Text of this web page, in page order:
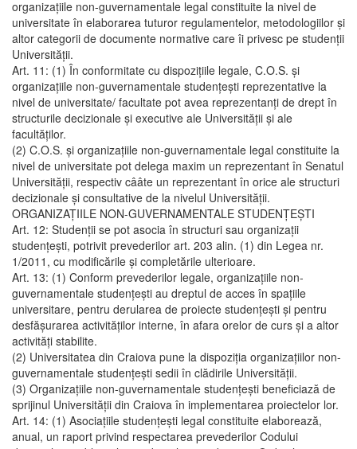
organizaţiile non-guvernamentale legal constituite la nivel de
universitate în elaborarea tuturor regulamentelor, metodologiilor şi
altor categorii de documente normative care îi privesc pe studenţii
Universităţii.
Art. 11: (1) În conformitate cu dispoziţiile legale, C.O.S. şi
organizaţiile non-guvernamentale studenţeşti reprezentative la
nivel de universitate/ facultate pot avea reprezentanţi de drept în
structurile decizionale şi executive ale Universităţii şi ale
facultăţilor.
(2) C.O.S. şi organizaţiile non-guvernamentale legal constituite la
nivel de universitate pot delega maxim un reprezentant în Senatul
Universităţii, respectiv cââte un reprezentant în orice ale structuri
decizionale şi consultative de la nivelul Universităţii.
ORGANIZAŢIILE NON-GUVERNAMENTALE STUDENŢEŞTI
Art. 12: Studenţii se pot asocia în structuri sau organizaţii
studenţeşti, potrivit prevederilor art. 203 alin. (1) din Legea nr.
1/2011, cu modificările şi completările ulterioare.
Art. 13: (1) Conform prevederilor legale, organizaţiile non-
guvernamentale studenţeşti au dreptul de acces în spaţiile
universitare, pentru derularea de proiecte studenţeşti şi pentru
desfăşurarea activităţilor interne, în afara orelor de curs şi a altor
activităţi stabilite.
(2) Universitatea din Craiova pune la dispoziţia organizaţiilor non-
guvernamentale studenţeşti sedii în clădirile Universităţii.
(3) Organizaţiile non-guvernamentale studenţeşti beneficiază de
sprijinul Universităţii din Craiova în implementarea proiectelor lor.
Art. 14: (1) Asociaţiile studenţeşti legal constituite elaborează,
anual, un raport privind respectarea prevederilor Codului